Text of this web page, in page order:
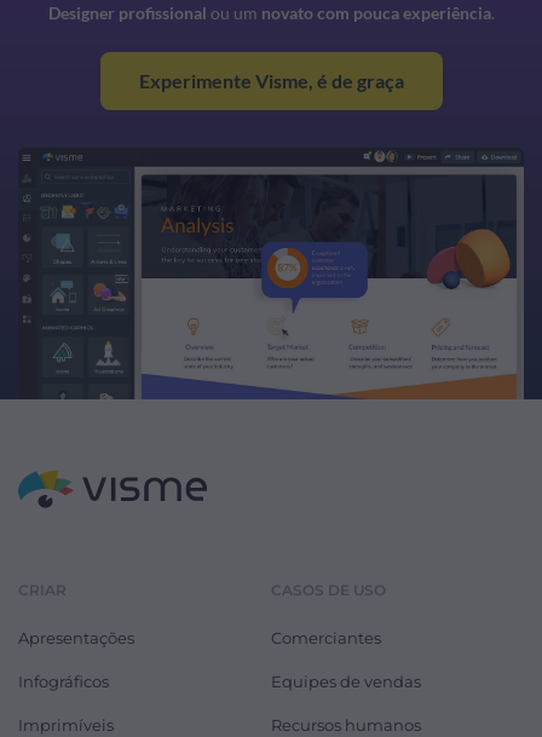
Designer profissional ou um novato com pouca experiência.
Experimente Visme, é de graça
CRIAR
Apresentações
Infográficos
Imprimíveis
CASOS DE USO
Comerciantes
Equipes de vendas
Recursos humanos